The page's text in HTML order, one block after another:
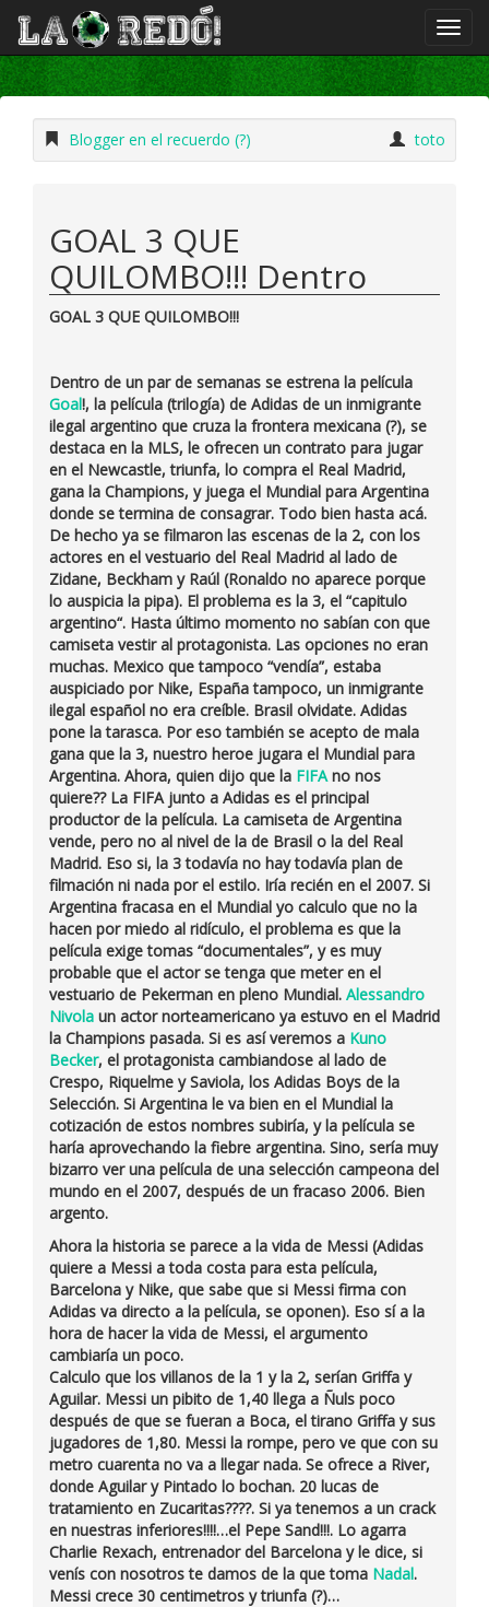
Blogger en el recuerdo (?) toto
GOAL 3 QUE
QUILOMBO!!! Dentro
GOAL 3 QUE QUILOMBO!!!
Dentro de un par de semanas se estrena la película
Goal!, la película (trilogía) de Adidas de un inmigrante
ilegal argentino que cruza la frontera mexicana (?), se
destaca en la MLS, le ofrecen un contrato para jugar
en el Newcastle, triunfa, lo compra el Real Madrid,
gana la Champions, y juega el Mundial para Argentina
donde se termina de consagrar. Todo bien hasta acá.
De hecho ya se filmaron las escenas de la 2, con los
actores en el vestuario del Real Madrid al lado de
Zidane, Beckham y Raúl (Ronaldo no aparece porque
lo auspicia la pipa). El problema es la 3, el “capitulo
argentino“. Hasta último momento no sabían con que
camiseta vestir al protagonista. Las opciones no eran
muchas. Mexico que tampoco “vendía”, estaba
auspiciado por Nike, España tampoco, un inmigrante
ilegal español no era creíble. Brasil olvidate. Adidas
pone la tarasca. Por eso también se acepto de mala
gana que la 3, nuestro heroe jugara el Mundial para
Argentina. Ahora, quien dijo que la FIFAno nos
quiere?? La FIFA junto a Adidas es el principal
productor de la película. La camiseta de Argentina
vende, pero no al nivel de la de Brasil o la del Real
Madrid. Eso si, la 3 todavía no hay todavía plan de
filmación ni nada por el estilo. Iría recién en el 2007. Si
Argentina fracasa en el Mundial yo calculo que no la
hacen por miedo al ridículo, el problema es que la
película exige tomas “documentales”, y es muy
probable que el actor se tenga que meter en el
vestuario de Pekerman en pleno Mundial. Alessandro
Nivola un actor norteamericano ya estuvo en el Madrid
la Champions pasada. Si es así veremos a Kuno
Becker, el protagonista cambiandose al lado de
Crespo, Riquelme y Saviola, los Adidas Boys de la
Selección. Si Argentina le va bien en el Mundial la
cotización de estos nombres subiría, y la película se
haría aprovechando la fiebre argentina. Sino, sería muy
bizarro ver una película de una selección campeona del
mundo en el 2007, después de un fracaso 2006. Bien
argento.
Ahora la historia se parece a la vida de Messi (Adidas
quiere a Messi a toda costa para esta película,
Barcelona y Nike, que sabe que si Messi firma con
Adidas va directo a la película, se oponen). Eso sí a la
hora de hacer la vida de Messi, el argumento
cambiaría un poco.
Calculo que los villanos de la 1 y la 2, serían Griffa y
Aguilar. Messi un pibito de 1,40 llega a Ñuls poco
después de que se fueran a Boca, el tirano Griffa y sus
jugadores de 1,80. Messi la rompe, pero ve que con su
metro cuarenta no va a llegar nada. Se ofrece a River,
donde Aguilar y Pintado lo bochan. 20 lucas de
tratamiento en Zucaritas????. Si ya tenemos a un crack
en nuestras inferiores!!!!…el Pepe Sand!!!. Lo agarra
Charlie Rexach, entrenador del Barcelona y le dice, si
venís con nosotros te damos de la que toma Nadal.
Messi crece 30 centimetros y triunfa (?)…